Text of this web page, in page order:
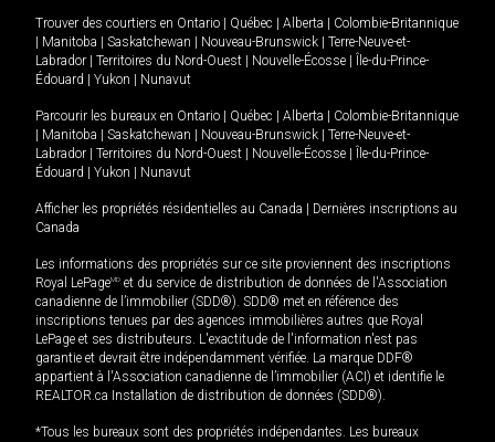
Trouver des courtiers en Ontario Québec Alberta
Colombie-Britannique
Manitoba Saskatchewan Nouveau-Brunswick
Terre-Neuve-et-
Labrador
Territoires du Nord-Ouest Nouvelle-Écosse
Île-du-Prince-
Édouard
Yukon Nunavut
Parcourir les bureaux en Ontario Québec Alberta
Colombie-Britannique
Manitoba Saskatchewan Nouveau-Brunswick
Terre-Neuve-et-
Labrador
Territoires du Nord-Ouest Nouvelle-Écosse
Île-du-Prince-
Édouard
Yukon Nunavut
Afficher les propriétés résidentielles au Canada
Dernières inscriptions au
Canada
Les informations des propriétés sur ce site proviennent des inscriptions
Royal LePageMD et du service de distribution de données de l'Association
canadienne de l’immobilier (SDD®). SDD® met en référence des
inscriptions tenues par des agences immobilières autres que Royal
LePage et ses distributeurs. L'exactitude de l'information n'est pas
garantie et devrait être indépendamment vérifiée. La marque DDF®
appartient à l'Association canadienne de l’immobilier (ACI) et identifie le
REALTOR.ca Installation de distribution de données (SDD®).
*Tous les bureaux sont des propriétés indépendantes. Les bureaux